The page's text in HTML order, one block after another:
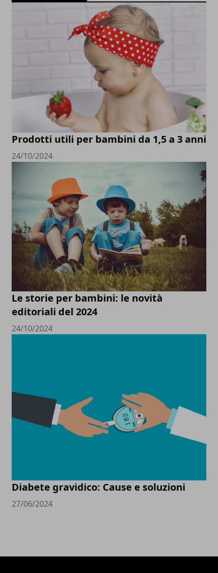
Prodotti utili per bambini da 1,5 a 3 anni
24/10/2024
Le storie per bambini: le novità
editoriali del 2024
24/10/2024
Diabete gravidico: Cause e soluzioni
27/06/2024